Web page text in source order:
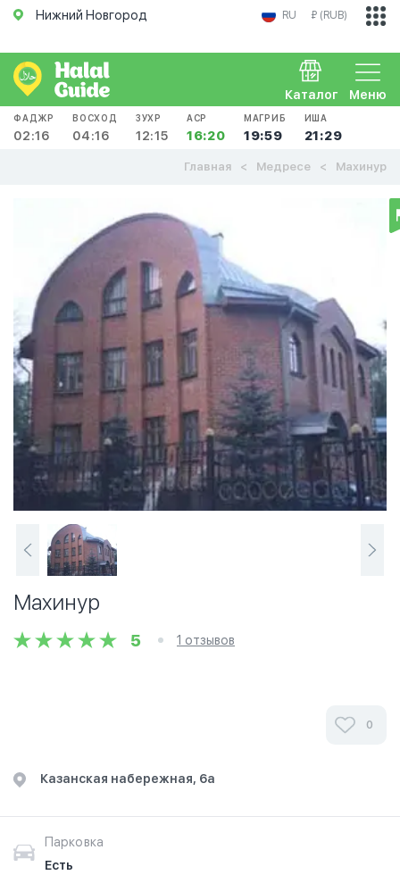
Нижний Новгород RU ₽ (RUB)
Меню
Каталог
ФАДЖР
02:16
ВОСХОД
04:16
ЗУХР
12:15
АСР
16:20
МАГРИБ
19:59
ИША
21:29
Главная Медресе Махинур
Махинур
5 1 отзывов
0
Казанская набережная, 6а
Парковка
Есть